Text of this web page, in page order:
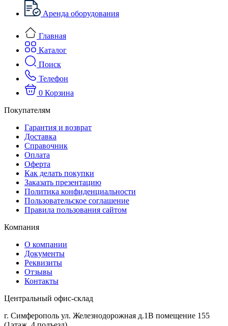
Аренда оборудования
Главная
Каталог
Поиск
Телефон
0 Корзина
Покупателям
Гарантия и возврат
Доставка
Справочник
Оплата
Оферта
Как делать покупки
Заказать презентацию
Политика конфиденциальности
Пользовательское соглашение
Правила пользования сайтом
Компания
О компании
Документы
Реквизиты
Отзывы
Контакты
Центральный офис-склад
г. Симферополь ул. Железнодорожная д.1В помещение 155